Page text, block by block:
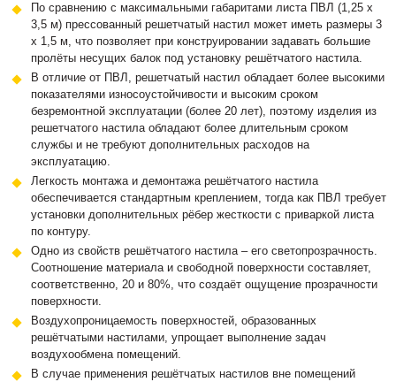
По сравнению с максимальными габаритами листа ПВЛ (1,25 х
3,5 м) прессованный решетчатый настил может иметь размеры 3
х 1,5 м, что позволяет при конструировании задавать большие
пролёты несущих балок под установку решётчатого настила.
В отличие от ПВЛ, решетчатый настил обладает более высокими
показателями износоустойчивости и высоким сроком
безремонтной эксплуатации (более 20 лет), поэтому изделия из
решетчатого настила обладают более длительным сроком
службы и не требуют дополнительных расходов на
эксплуатацию.
Легкость монтажа и демонтажа решётчатого настила
обеспечивается стандартным креплением, тогда как ПВЛ требует
установки дополнительных рёбер жесткости с приваркой листа
по контуру.
Одно из свойств решётчатого настила – его светопрозрачность.
Соотношение материала и свободной поверхности составляет,
соответственно, 20 и 80%, что создаёт ощущение прозрачности
поверхности.
Воздухопроницаемость поверхностей, образованных
решётчатыми настилами, упрощает выполнение задач
воздухообмена помещений.
В случае применения решётчатых настилов вне помещений